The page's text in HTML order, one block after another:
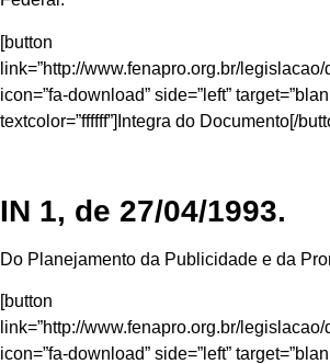
[button
link=”http://www.fenapro.org.br/
icon=”fa-download” side=”left”
textcolor=”ffffff”]Integra do Documento[/
IN 1, de 27/04/1993.
Do Planejamento da Publicidade e da
[button
link=”http://www.fenapro.org.br/
icon=”fa-download” side=”left”